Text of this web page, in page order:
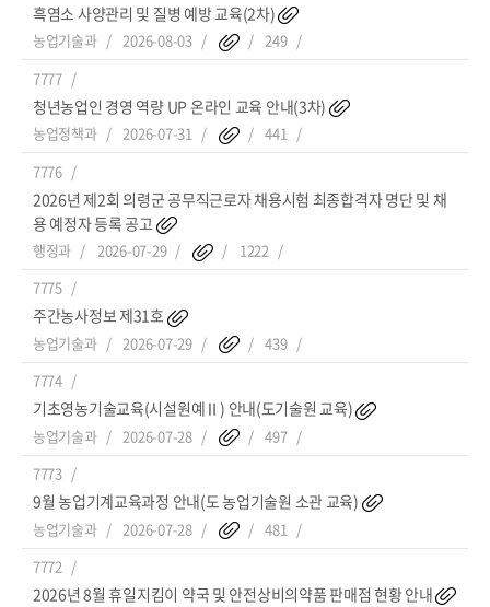
흑염소 사양관리 및 질병 예방 교육(2차)
농업기술과 2026-08-03
249
7777
청년농업인 경영 역량 UP 온라인 교육 안내(3차)
농업정책과 2026-07-31
441
7776
2026년 제2회 의령군 공무직근로자 채용시험 최종합격자 명단 및 채
용 예정자 등록 공고
행정과 2026-07-29
1222
7775
주간농사정보 제31호
농업기술과 2026-07-29
439
7774
기초영농기술교육(시설원예Ⅱ) 안내(도기술원 교육)
농업기술과 2026-07-28
497
7773
9월 농업기계교육과정 안내(도 농업기술원 소관 교육)
농업기술과 2026-07-28
481
7772
2026년 8월 휴일지킴이 약국 및 안전상비의약품 판매점 현황 안내